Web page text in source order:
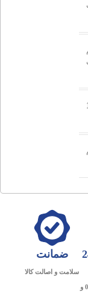
24
با شماره 0511803 و
ضمانت
سلامت و اصالت کالا